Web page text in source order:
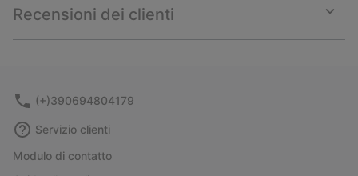
Recensioni dei clienti
or
(+)390694804179
Servizio clienti
Modulo di contatto